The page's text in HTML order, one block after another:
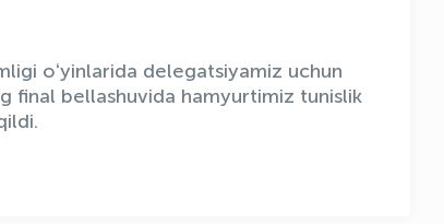
oʻyinlarida delegatsiyamiz uchun
final bellashuvida hamyurtimiz tunislik